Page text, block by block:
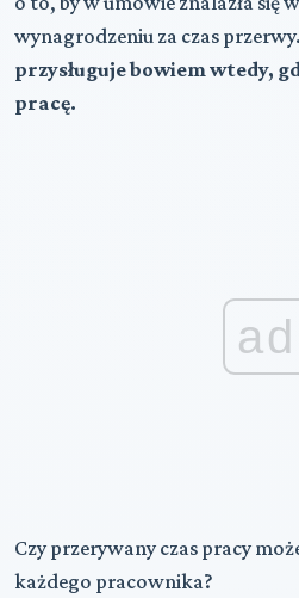
wynagrodzeniu za czas przerwy.
przysługuje bowiem wtedy,
pracę.
ad
Czy przerywany czas pracy
każdego pracownika?